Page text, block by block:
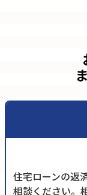
住宅ローンの返
相談ください。